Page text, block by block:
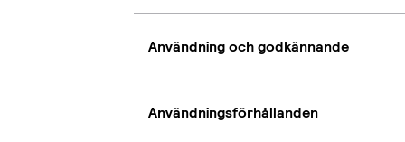
Användning och godkännande
Användningsförhållanden